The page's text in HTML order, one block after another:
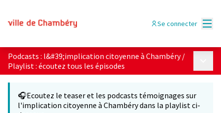
Se connecter
Podcasts : l&#39;implication citoyenne à Chambéry /
Playlist : écoutez tous les épisodes
🎧Ecoutez le teaser et les podcasts témoignages sur
l'implication citoyenne à Chambéry dans la playlist ci-